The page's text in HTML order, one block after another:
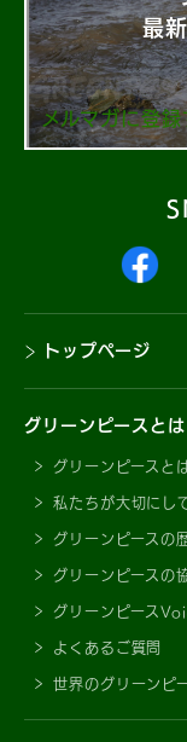
最
メルマガに登録
トップページ
グリーンピースとは
グリーンピースと
私たちが大切にし
グリーンピースの
グリーンピースの
グリーンピース
よくあるご質問
世界のグリーンピ